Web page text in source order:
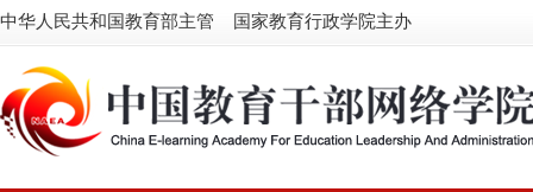
中华人民共和国教育部主管 国家教育行政学院主办